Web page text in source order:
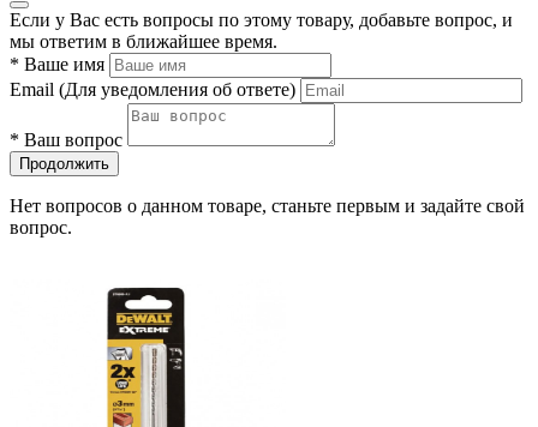
Если у Вас есть вопросы по этому товару, добавьте вопрос, и
мы ответим в ближайшее время.
* Ваше имя
Email (Для уведомления об ответе)
* Ваш вопрос
Продолжить
Нет вопросов о данном товаре, станьте первым и задайте свой
вопрос.